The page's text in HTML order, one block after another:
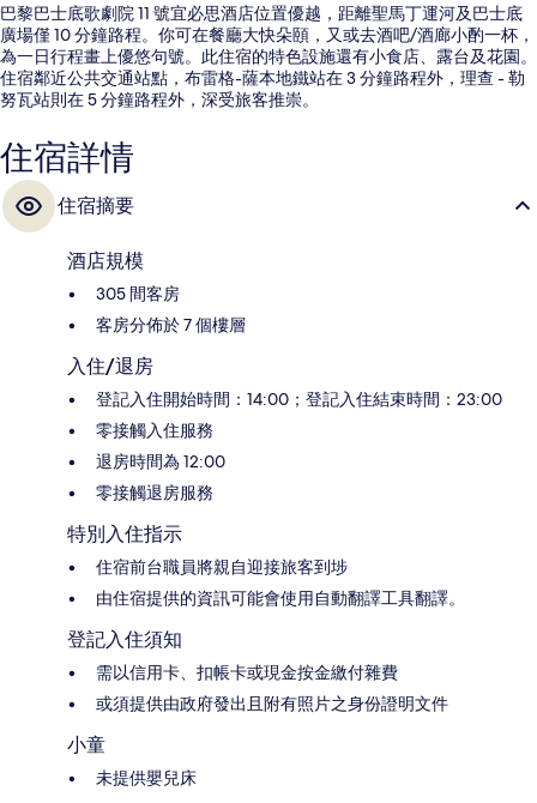
巴黎巴士底歌劇院 11 號宜必思酒店位置優越，距離聖馬丁運河及巴士底
廣場僅 10 分鐘路程。你可在餐廳大快朵頤，又或去酒吧/酒廊小酌一杯，
為一日行程畫上優悠句號。此住宿的特色設施還有小食店、露台及花園。
住宿鄰近公共交通站點，布雷格-薩本地鐵站在 3 分鐘路程外，理查 - 勒
努瓦站則在 5 分鐘路程外，深受旅客推崇。
住宿詳情
住宿摘要
酒店規模
305 間客房
客房分佈於 7 個樓層
入住/退房
登記入住開始時間：14:00；登記入住結束時間：23:00
零接觸入住服務
退房時間為 12:00
零接觸退房服務
特別入住指示
住宿前台職員將親自迎接旅客到埗
由住宿提供的資訊可能會使用自動翻譯工具翻譯。
登記入住須知
需以信用卡、扣帳卡或現金按金繳付雜費
或須提供由政府發出且附有照片之身份證明文件
小童
未提供嬰兒床